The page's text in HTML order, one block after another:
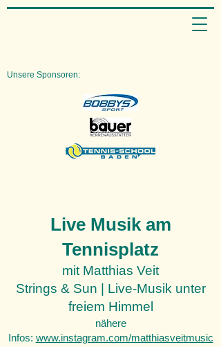
Unsere Sponsoren:
Live Musik am
Tennisplatz
mit Matthias Veit​
Strings & Sun | Live-Musik unter
freiem Himmel
nähere
Infos: www.instagram.com/matthiasveitmusic